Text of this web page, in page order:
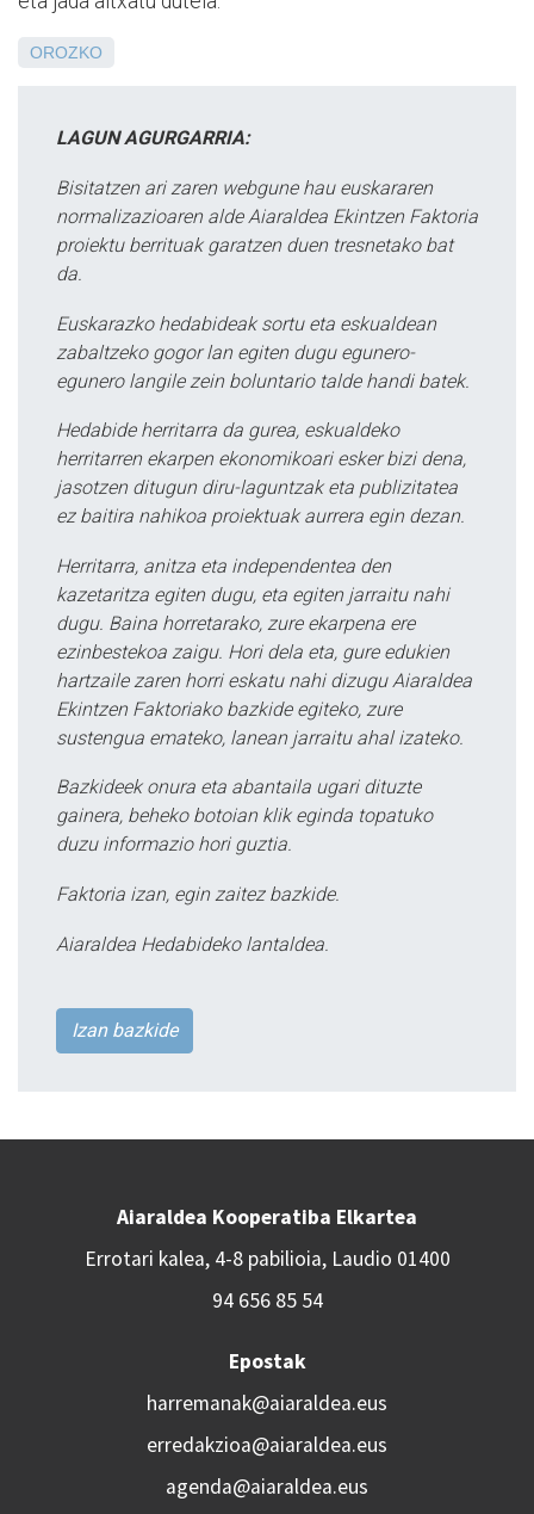
OROZKO
LAGUN AGURGARRIA:
Bisitatzen ari zaren webgune hau euskararen
normalizazioaren alde Aiaraldea Ekintzen Faktoria
proiektu berrituak garatzen duen tresnetako bat
da.
Euskarazko hedabideak sortu eta eskualdean
zabaltzeko gogor lan egiten dugu egunero-
egunero langile zein boluntario talde handi batek.
Hedabide herritarra da gurea, eskualdeko
herritarren ekarpen ekonomikoari esker bizi dena,
jasotzen ditugun diru-laguntzak eta publizitatea
ez baitira nahikoa proiektuak aurrera egin dezan.
Herritarra, anitza eta independentea den
kazetaritza egiten dugu, eta egiten jarraitu nahi
dugu. Baina horretarako, zure ekarpena ere
ezinbestekoa zaigu. Hori dela eta, gure edukien
hartzaile zaren horri eskatu nahi dizugu Aiaraldea
Ekintzen Faktoriako bazkide egiteko, zure
sustengua emateko, lanean jarraitu ahal izateko.
Bazkideek onura eta abantaila ugari dituzte
gainera, beheko botoian klik eginda topatuko
duzu informazio hori guztia.
Faktoria izan, egin zaitez bazkide.
Aiaraldea Hedabideko lantaldea.
Izan bazkide
Aiaraldea Kooperatiba Elkartea
Errotari kalea, 4-8 pabilioia, Laudio 01400
94 656 85 54
Epostak
harremanak@aiaraldea.eus
erredakzioa@aiaraldea.eus
agenda@aiaraldea.eus